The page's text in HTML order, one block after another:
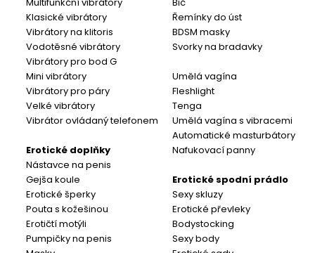
Klasické vibrátory
Vibrátory na klitoris
Vodotěsné vibrátory
Vibrátory pro bod G
Mini vibrátory
Vibrátory pro páry
Velké vibrátory
Vibrátor ovládaný telefonem
Erotické doplňky
Nástavce na penis
Gejša koule
Erotické šperky
Pouta s kožešinou
Erotičtí motýli
Pumpičky na penis
Řemínky do úst
BDSM masky
Svorky na bradavky
Umělá vagína
Fleshlight
Tenga
Umělá vagína s vibracemi
Automatické masturbátory
Nafukovací panny
Erotické spodní prádlo
Sexy skluzy
Erotické převleky
Bodystocking
Sexy body